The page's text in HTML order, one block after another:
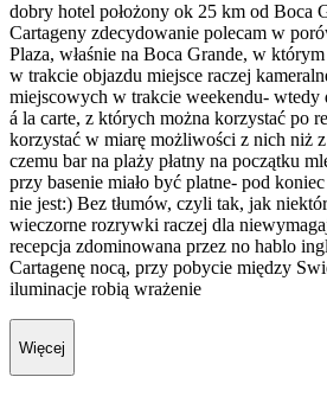
dobry hotel położony ok 25 km od Boca
Cartageny zdecydowanie polecam w
Plaza, właśnie na Boca Grande, w
w trakcie objazdu miejsce raczej
miejscowych w trakcie weekendu- wtedy
á la carte, z których można korzystać po
korzystać w miarę możliwości z nich niż
czemu bar na plaży płatny na początku
przy basenie miało być platne- pod
nie jest:) Bez tłumów, czyli tak, jak
wieczorne rozrywki raczej dla
recepcja zdominowana przez no hablo
Cartagenę nocą, przy pobycie między
iluminacje robią wrażenie
Więcej